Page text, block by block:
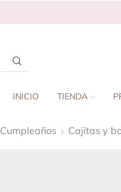
INICIO TIENDA
Cumpleaños Cajitas y